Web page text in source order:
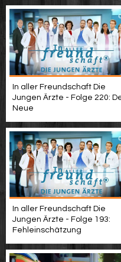
In aller Freundschaft Die
Jungen Ärzte - Folge 220:
Neue
In aller Freundschaft Die
Jungen Ärzte - Folge 193:
Fehleinschätzung